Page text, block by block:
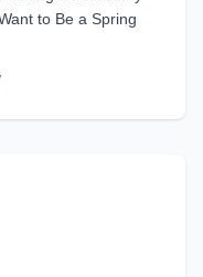
to Be a Spring